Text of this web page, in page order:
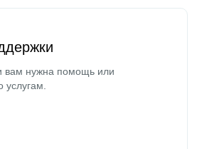
вам нужна помощь или
услугам.